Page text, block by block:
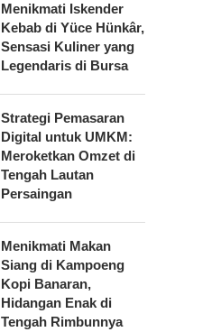
Menikmati Iskender
Kebab di Yüce Hünkâr,
Sensasi Kuliner yang
Legendaris di Bursa
Strategi Pemasaran
Digital untuk UMKM:
Meroketkan Omzet di
Tengah Lautan
Persaingan
Menikmati Makan
Siang di Kampoeng
Kopi Banaran,
Hidangan Enak di
Tengah Rimbunnya